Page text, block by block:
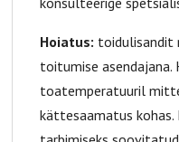
Hoiatus: toidulisandit
toitumise
toatemperatuuril
kättesaamatus